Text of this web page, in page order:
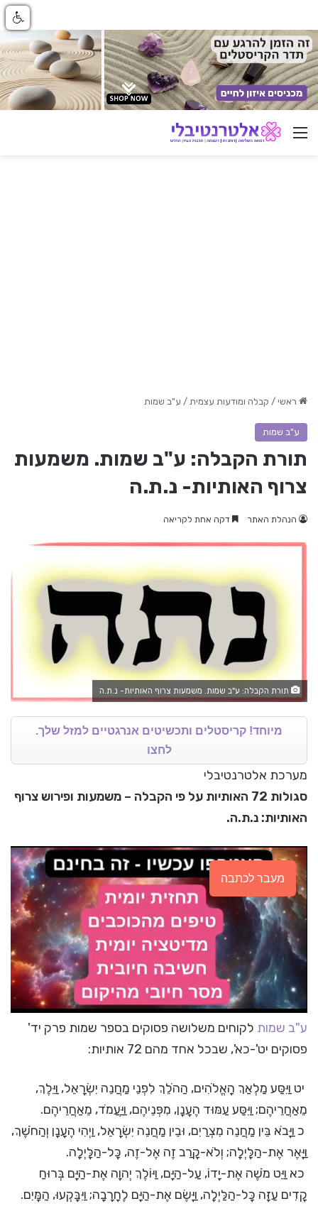
ניווט באתר
ראשי / קבלה ומודעות עצמית / ע"ב שמות
ע"ב שמות
תורת הקבלה: ע"ב שמות. משמעות
צרוף האותיות- נ.ת.ה
הנהלת האתר דקה אחת לקריאה
תורת הקבלה: ע"ב שמות. משמעות צרוף האותיות- נ.ת.ה
מיוחד! קריסטלים ותכשיטים אנרגטיים למזל שלך.
לחצו
מערכת אלטרנטיבלי
סגולות 72 האותיות על פי הקבלה – משמעות ופירוש צרוף
האותיות: נ.ת.ה.
מעבר לכתבה
ע"ב שמות לקוחים משלושה פסוקים בספר שמות פרק יד'
פסוקים יט'-כא', שבכל אחד מהם 72 אותיות:
יט וַיִּסַּע מַלְאַךְ הָאֱלֹהִים, הַהֹלֵךְ לִפְנֵי מַחֲנֵה יִשְׂרָאֵל, וַיֵּלֶךְ,
מֵאַחֲרֵיהֶם; וַיִּסַּע עַמּוּד הֶעָנָן, מִפְּנֵיהֶם, וַיַּעֲמֹד, מֵאַחֲרֵיהֶם.
כ וַיָּבֹא בֵּין מַחֲנֵה מִצְרַיִם, וּבֵין מַחֲנֵה יִשְׂרָאֵל, וַיְהִי הֶעָנָן וְהַחֹשֶׁךְ,
וַיָּאֶר אֶת-הַלָּיְלָה; וְלֹא-קָרַב זֶה אֶל-זֶה, כָּל-הַלָּיְלָה.
כא וַיֵּט מֹשֶׁה אֶת-יָדוֹ, עַל-הַיָּם, וַיּוֹלֶךְ יְהוָה אֶת-הַיָּם בְּרוּחַ
קָדִים עַזָּה כָּל-הַלַּיְלָה, וַיָּשֶׂם אֶת-הַיָּם לֶחָרָבָה; וַיִּבָּקְעוּ, הַמָּיִם.